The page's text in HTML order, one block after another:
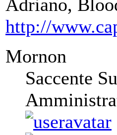
Adriano,
http://
Mornon
Saccente